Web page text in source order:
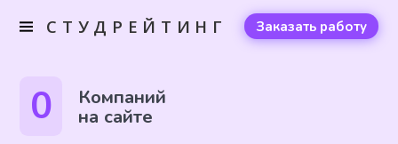
СТУДРЕЙТИНГ Заказать работу
0 Компаний
на сайте